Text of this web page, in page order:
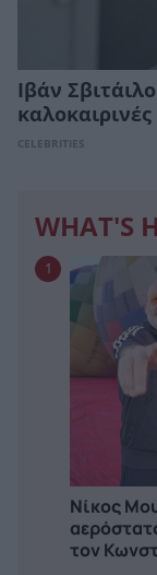
Ιβάν
CELEBRITIES
WHAT'S
1
Νίκος
τον